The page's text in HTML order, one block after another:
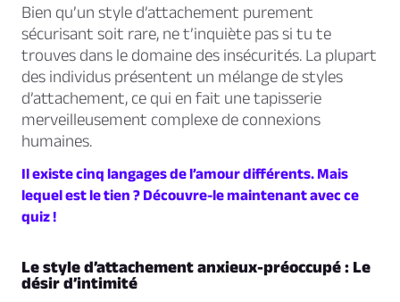
Bien qu’un style d’attachement purement
sécurisant soit rare, ne t’inquiète pas si tu te
trouves dans le domaine des insécurités. La plupart
des individus présentent un mélange de styles
d’attachement, ce qui en fait une tapisserie
merveilleusement complexe de connexions
humaines.
Il existe cinq langages de l’amour différents. Mais
lequel est le tien ? Découvre-le maintenant avec ce
quiz !
Le style d’attachement anxieux-préoccupé : Le
désir d’intimité